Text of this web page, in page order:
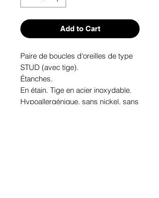
Add to Cart
Paire de boucles d'oreilles de type
STUD (avec tige).
Étanches.
En étain. Tige en acier inoxydable.
Hypoallergénique, sans nickel, sans